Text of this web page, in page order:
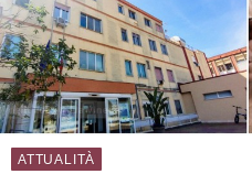
ATTUALITÀ